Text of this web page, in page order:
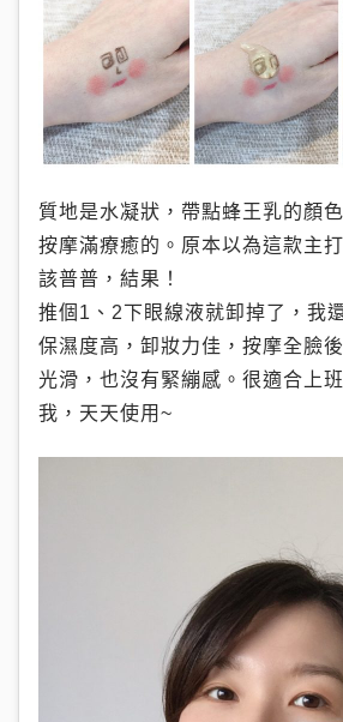
質地是水凝狀，帶點蜂王乳的顏
按摩滿療癒的。原本以為這款主
該普普，結果！
推個1、2下眼線液就卸掉了，我
保濕度高，卸妝力佳，按摩全臉
光滑，也沒有緊繃感。很適合上
我，天天使用~